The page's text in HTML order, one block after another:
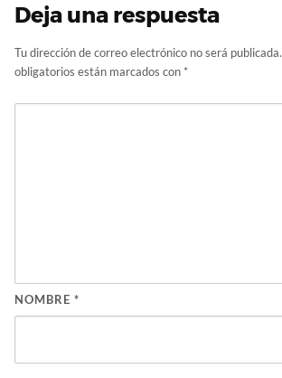
Deja una respuesta
Tu dirección de correo electrónico no será publicada.
obligatorios están marcados con *
NOMBRE *